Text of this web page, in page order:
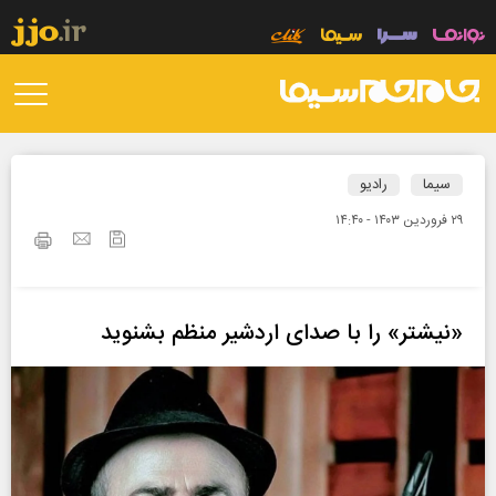
سیما رادیو
۲۹ فروردين ۱۴۰۳ - ۱۴:۴۰
«نیشتر» را با صدای اردشیر منظم بشنوید